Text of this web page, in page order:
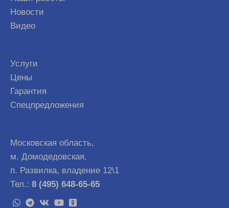
Новости
Видео
Услуги
Цены
Гарантия
Спецпредложения
Московская область,
м. Домодедовская,
п. Развилка, владение 12\1
Тел.: 8 (495) 648-65-65